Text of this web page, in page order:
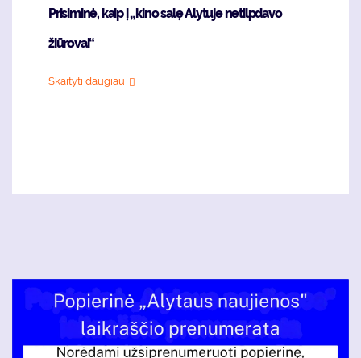
Prisiminė, kaip į „kino salę Alytuje netilpdavo
žiūrovai“
Skaityti daugiau